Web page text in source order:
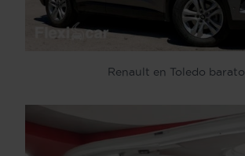
Renault en Toledo barato